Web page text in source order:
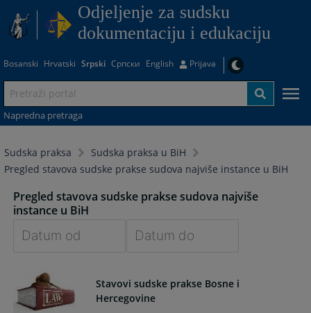
Odjeljenje za sudsku
dokumentaciju i edukaciju
Bosanski Hrvatski Srpski Српски English Prijava
Napredna pretraga
Sudska praksa
Sudska praksa u BiH
Pregled stavova sudske prakse sudova najviše instance u BiH
Pregled stavova sudske prakse sudova najviše
instance u BiH
forward
to
interact
to
interact
Stavovi sudske prakse Bosne i
Hercegovine